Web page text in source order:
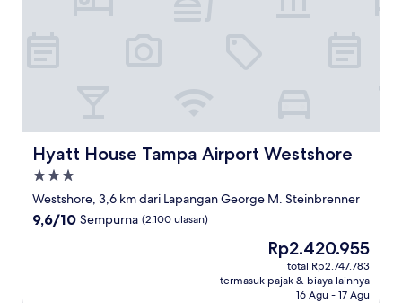
Hyatt House Tampa Airport Westshore
Hyatt House Tampa Airport Westshore
Properti
bintang
3.0
Westshore, 3,6 km dari Lapangan George M. Steinbrenner
9.6
9,6/10 Sempurna (2.100 ulasan)
Harga
sekarang
Rp2.420.955
Rp2.420.955
total Rp2.747.783
termasuk pajak & biaya lainnya
16 Agu - 17 Agu